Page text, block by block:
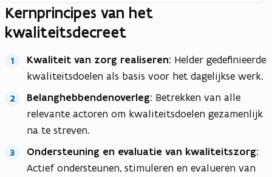
Kernprincipes van het
kwaliteitsdecreet
Kwaliteit van zorg realiseren: Helder gedefinieerde
kwaliteitsdoelen als basis voor het dagelijkse werk.
Belanghebbendenoverleg: Betrekken van alle
relevante actoren om kwaliteitsdoelen gezamenlijk
na te streven.
Ondersteuning en evaluatie van kwaliteitszorg:
Actief ondersteunen, stimuleren en evalueren van